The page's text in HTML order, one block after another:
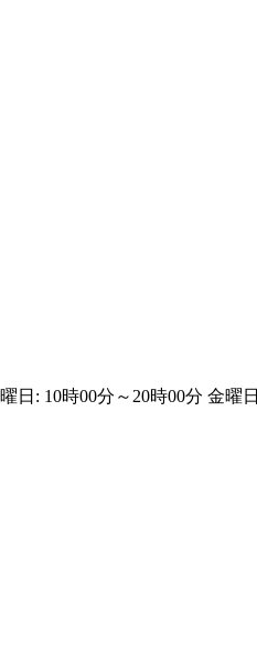
: 10時00分～20時00分 金